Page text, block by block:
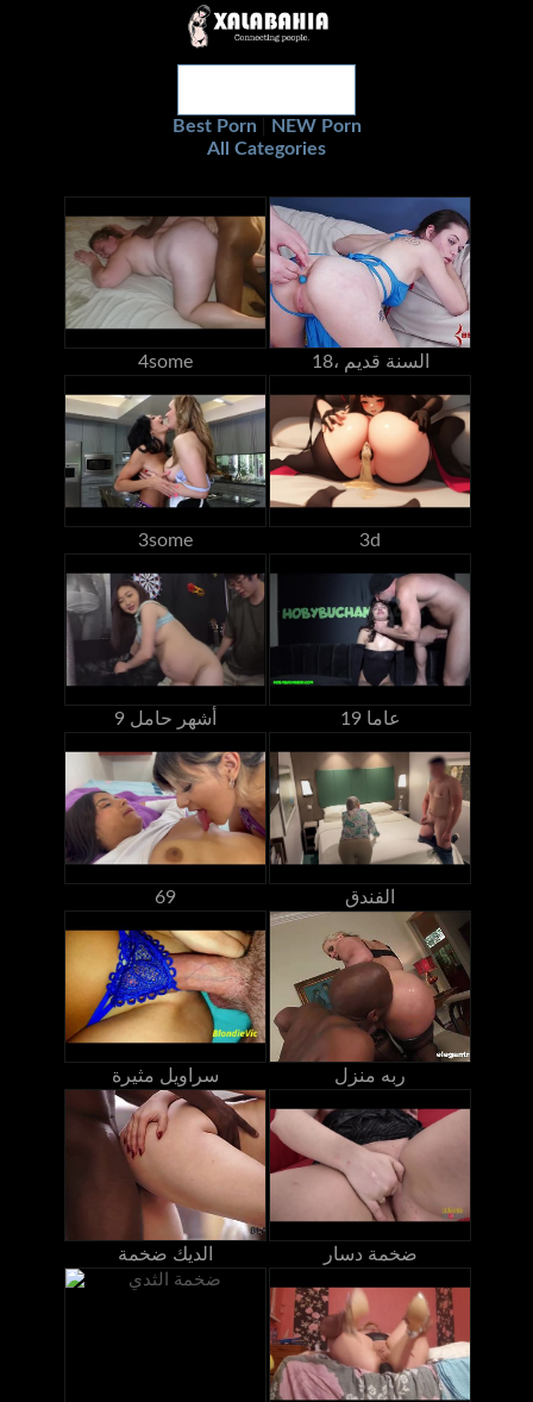
Best Porn
NEW Porn
All Categories
4some 18، السنة قديم
3some 3d
9 أشهر حامل 19 عاما
69 الفندق
سراويل مثيرة ربه منزل
الديك ضخمة ضخمة دسار